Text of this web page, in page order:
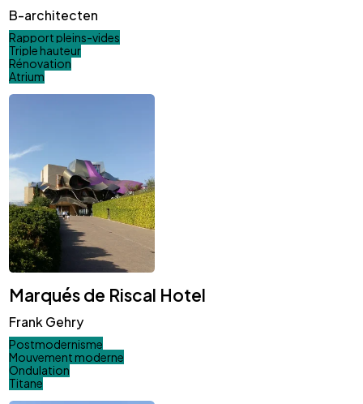
B-architecten
Rapport pleins-vides
Triple hauteur
Rénovation
Atrium
Marqués de Riscal Hotel
Frank Gehry
Postmodernisme
Mouvement moderne
Ondulation
Titane